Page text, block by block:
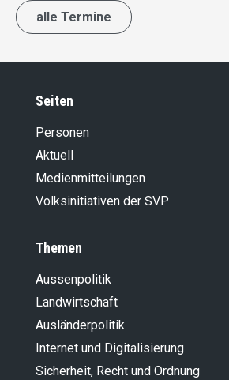
alle Termine
Seiten
Personen
Aktuell
Medienmitteilungen
Volksinitiativen der SVP
Themen
Aussenpolitik
Landwirt­schaft
Ausländer­politik
Internet und Digitalisierung
Sicherheit, Recht und Ordnung